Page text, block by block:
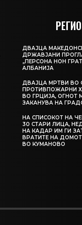
ДВАЈЦА
ДРЖАВЈАНИ
„ПЕРСОНА НОН
АЛБАНИЈА
ДВАЈЦА МРТВИ ВО
ПРОТИВПОЖАРНИ
ВО ГРЦИЈА, ОГНОТ
ЗАКАНУВА НА
НА СПИСОКОТ НА
30 СТАРИ ЛИЦА,
НА КАДАР ИМ ГИ
ВРАТИТЕ НА
ВО КУМАНОВО